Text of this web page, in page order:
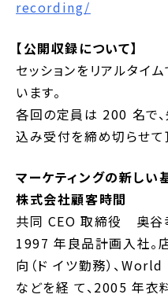
recording/
【公開収録について】
セッションをリアルタイ
います。
各回の定員は 200 名で
込み受付を締め切らせて
マーケティングの新しい
株式会社顧客時間
共同 CEO 取締役 奥谷
1997 年良品計画入社。
向（ド イツ勤務）、
などを経 て、2005 年衣